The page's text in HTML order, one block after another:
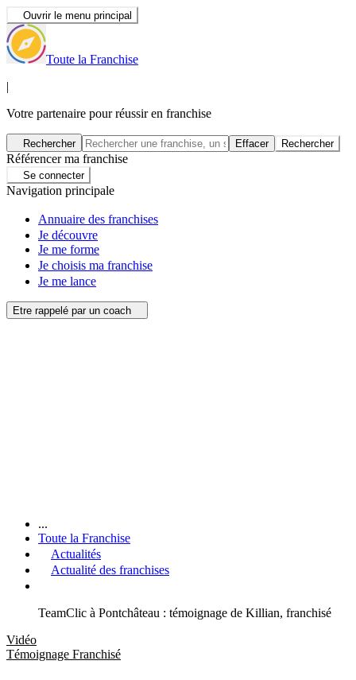
Ouvrir le menu principal
Toute la Franchise
|
Votre partenaire pour réussir en franchise
Rechercher Effacer Rechercher
Référencer ma franchise
Se connecter
Navigation principale
Annuaire des franchises
Je découvre
Je me forme
Je choisis ma franchise
Je me lance
Etre rappelé par un coach
...
Toute la Franchise
Actualités
Actualité des franchises
TeamClic à Pontchâteau : témoignage de Killian, franchisé
Vidéo
Témoignage Franchisé